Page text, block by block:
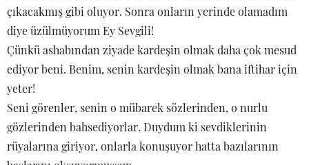
çıkacakmış gibi oluyor. Sonra onların yerinde olamadım
diye üzülmüyorum Ey Sevgili!
Çünkü ashabından ziyade kardeşin olmak daha çok mesud
ediyor beni. Benim, senin kardeşin olmak bana iftihar için
yeter!
Seni görenler, senin o mübarek sözlerinden, o nurlu
gözlerinden bahsediyorlar. Duydum ki sevdiklerinin
rüyalarına giriyor, onlarla konuşuyor hatta bazılarının